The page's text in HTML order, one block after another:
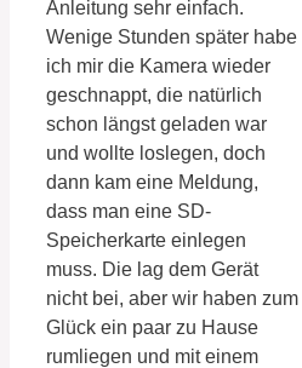
Anleitung sehr einfach.
Wenige Stunden später habe
ich mir die Kamera wieder
geschnappt, die natürlich
schon längst geladen war
und wollte loslegen, doch
dann kam eine Meldung,
dass man eine SD-
Speicherkarte einlegen
muss. Die lag dem Gerät
nicht bei, aber wir haben zum
Glück ein paar zu Hause
rumliegen und mit einem